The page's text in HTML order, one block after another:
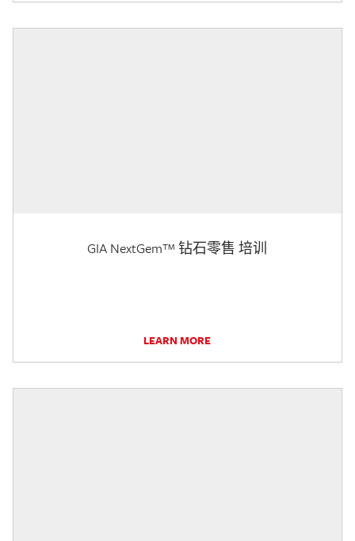
GIA NextGem™ 钻石零售 培训
LEARN MORE